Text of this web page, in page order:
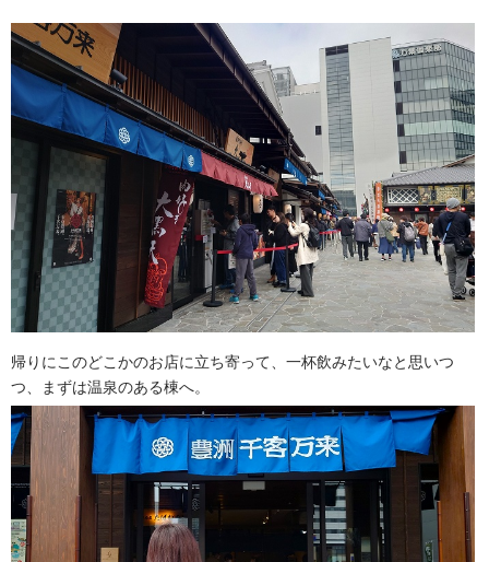
帰りにこのどこかのお店に立ち寄って、一杯飲みたいなと思いつ
つ、まずは温泉のある棟へ。